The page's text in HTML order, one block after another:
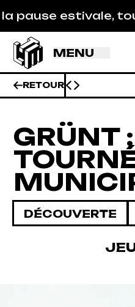
estivale, tout
MENU
RETOUR
GRÜNT :
DÉCOUVERTE